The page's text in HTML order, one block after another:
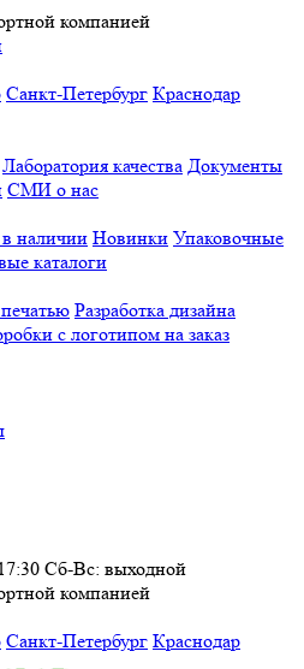
компанией
Санкт-Петербург Краснодар
Лаборатория качества Документы
СМИ о нас
наличии Новинки Упаковочные
каталоги
Разработка дизайна
с логотипом на заказ
Сб-Вс: выходной
компанией
Санкт-Петербург Краснодар